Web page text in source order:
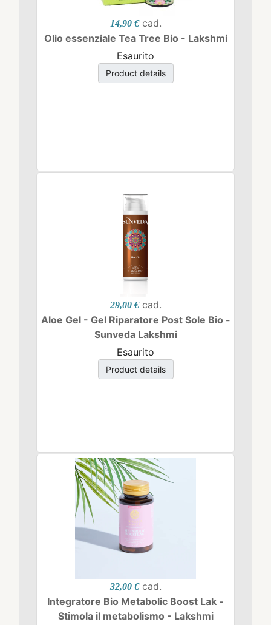
14,90 € cad.
Olio essenziale Tea Tree Bio - Lakshmi
Esaurito
Product details
29,00 € cad.
Aloe Gel - Gel Riparatore Post Sole Bio -
Sunveda Lakshmi
Esaurito
Product details
32,00 € cad.
Integratore Bio Metabolic Boost Lak -
Stimola il metabolismo - Lakshmi